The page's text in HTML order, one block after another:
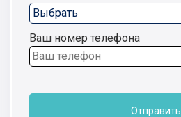
Ваш номер телефона
Отправить